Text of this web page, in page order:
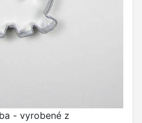
- vyrobené z